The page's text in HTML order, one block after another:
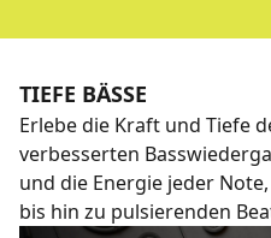
TIEFE BÄSSE
Erlebe die Kraft und Tiefe
verbesserten
und die Energie jeder
bis hin zu pulsierenden